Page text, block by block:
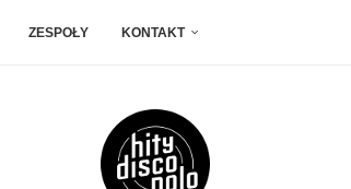
ZESPOŁY KONTAKT